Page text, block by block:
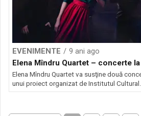
EVENIMENTE
9 ani ago
Elena Mîndru Quartet – concerte
Elena Mîndru Quartet va susţine două
unui proiect organizat de Institutul